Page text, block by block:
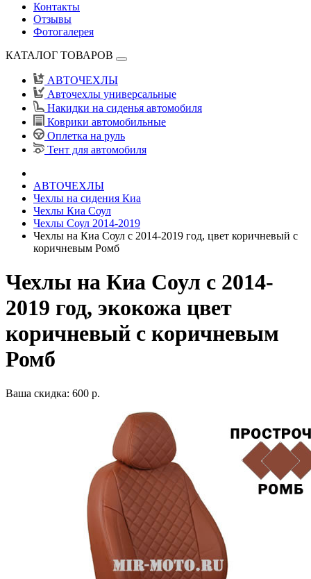
Контакты
Отзывы
Фотогалерея
КАТАЛОГ ТОВАРОВ
АВТОЧЕХЛЫ
Авточехлы универсальные
Накидки на сиденья автомобиля
Коврики автомобильные
Оплетка на руль
Тент для автомобиля
АВТОЧЕХЛЫ
Чехлы на сидения Киа
Чехлы Киа Соул
Чехлы Соул 2014-2019
Чехлы на Киа Соул с 2014-2019 год, цвет коричневый с
коричневым Ромб
Чехлы на Киа Соул с 2014-
2019 год, экокожа цвет
коричневый с коричневым
Ромб
Ваша скидка: 600 р.